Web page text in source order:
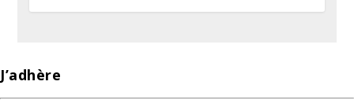
J’adhère